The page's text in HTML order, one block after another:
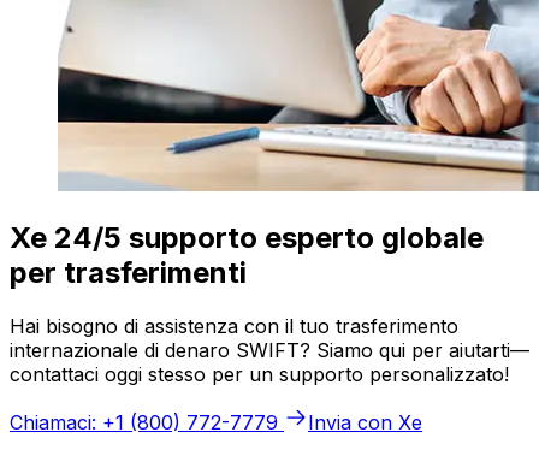
Xe 24/5 supporto esperto globale
per trasferimenti
Hai bisogno di assistenza con il tuo trasferimento
internazionale di denaro SWIFT? Siamo qui per aiutarti—
contattaci oggi stesso per un supporto personalizzato!
Chiamaci: +1 (800) 772-7779
Invia con Xe